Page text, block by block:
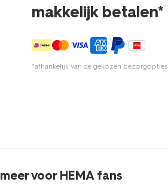
makkelijk betalen*
*afhankelijk van de gekozen bezorgopties
meer voor HEMA fans